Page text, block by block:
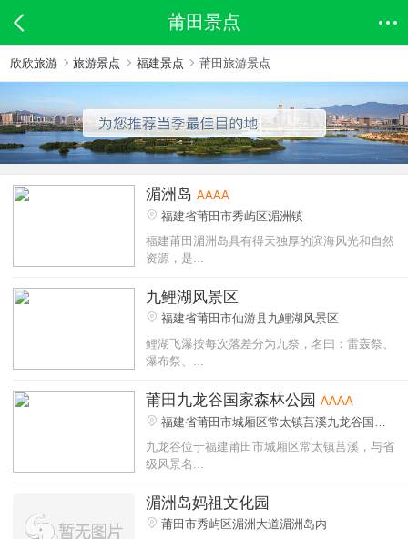
莆田景点
欣欣旅游 旅游景点 福建景点 莆田旅游景点
湄洲岛 AAAA
福建省莆田市秀屿区湄洲镇
福建莆田湄洲岛具有得天独厚的滨海风光和自然
资源，是...
九鲤湖风景区
福建省莆田市仙游县九鲤湖风景区
鲤湖飞瀑按每次落差分为九祭，名曰：雷轰祭、
瀑布祭、...
莆田九龙谷国家森林公园 AAAA
福建省莆田市城厢区常太镇莒溪九龙谷国家
森林公园
九龙谷位于福建莆田市城厢区常太镇莒溪，与省
级风景名...
湄洲岛妈祖文化园
莆田市秀屿区湄洲大道湄洲岛内